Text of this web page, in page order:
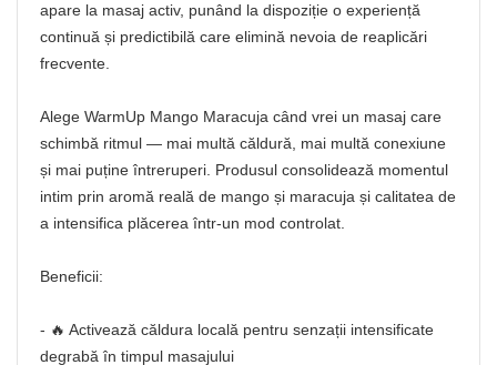
apare la masaj activ, punând la dispoziție o experiență
continuă și predictibilă care elimină nevoia de reaplicări
frecvente.
Alege WarmUp Mango Maracuja când vrei un masaj care
schimbă ritmul — mai multă căldură, mai multă conexiune
și mai puține întreruperi. Produsul consolidează momentul
intim prin aromă reală de mango și maracuja și calitatea de
a intensifica plăcerea într-un mod controlat.
Beneficii:
- 🔥 Activează căldura locală pentru senzații intensificate
degrabă în timpul masajului